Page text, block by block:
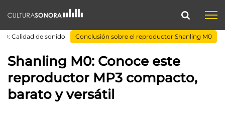
Calidad de sonido Conclusión sobre el reproductor Shanling M0
Shanling M0: Conoce este
reproductor MP3 compacto,
barato y versátil